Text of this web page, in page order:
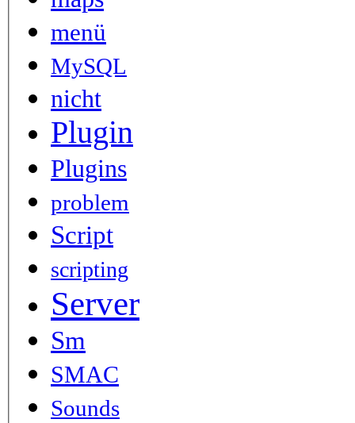
menü
MySQL
nicht
Plugin
Plugins
problem
Script
scripting
Server
Sm
SMAC
Sounds